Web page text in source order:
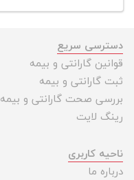
دسترسی سریع
قوانین گارانتی و بیمه
ثبت گارانتی و بیمه
بررسی صحت گارانتی و بیمه
رینگ لایت
ناحیه کاربری
درباره ما